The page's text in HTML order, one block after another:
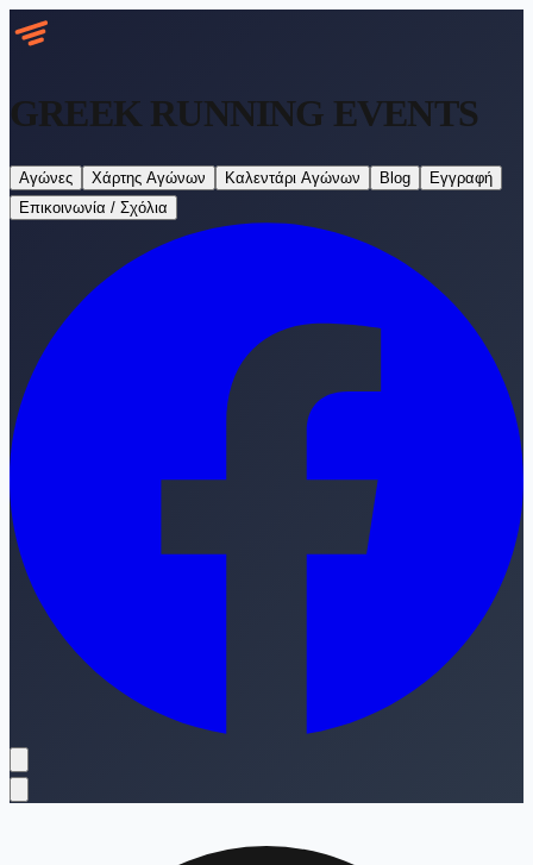
GREEK RUNNING EVENTS
Αγώνες Χάρτης Αγώνων Καλεντάρι Αγώνων Blog
Εγγραφή
Επικοινωνία / Σχόλια